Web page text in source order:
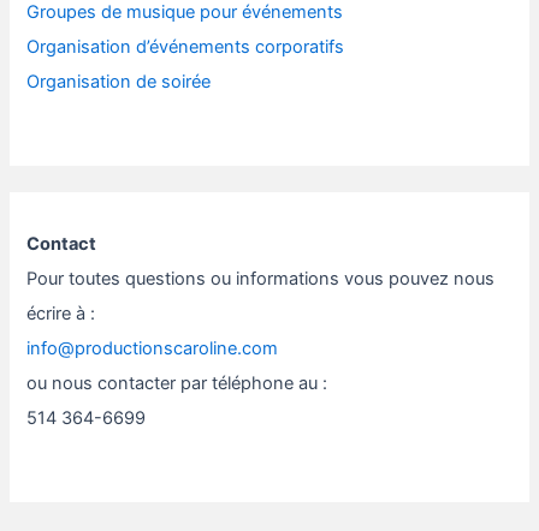
Groupes de musique pour événements
Organisation d’événements corporatifs
Organisation de soirée
Contact
Pour toutes questions ou informations vous pouvez nous
écrire à :
info@productionscaroline.com
ou nous contacter par téléphone au :
514 364-6699